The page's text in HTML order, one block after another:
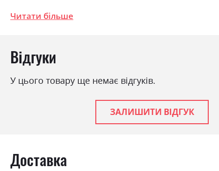
Ширина 279.0см, Висота 215.0см, Глибина
Фабрика:
Колір (Фасад):
білий глянець
білий глянець
класика
Читати більше
Відгуки
У цього товару ще немає відгуків.
ЗАЛИШИТИ ВІДГУК
Доставка